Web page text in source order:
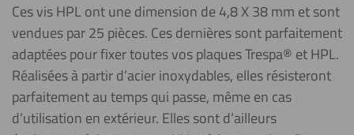
Ces vis HPL ont une dimension de 4,8 X 38 mm et sont
vendues par 25 pièces. Ces dernières sont parfaitement
adaptées pour fixer toutes vos plaques Trespa® et HPL.
Réalisées à partir d’acier inoxydables, elles résisteront
parfaitement au temps qui passe, même en cas
d’utilisation en extérieur. Elles sont d’ailleurs